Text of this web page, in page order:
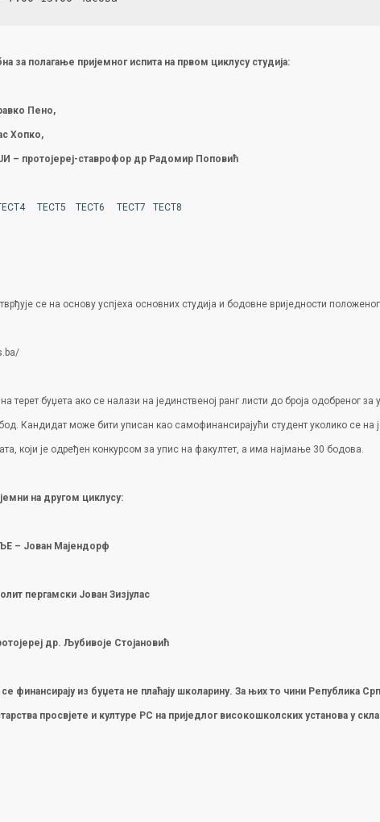
за полагање пријемног испита на првом циклусу студија:
Пено,
Хопко,
протојереј-ставрофор др Радомир Поповић
ТЕСТ5 ТЕСТ6 ТЕСТ7 ТЕСТ8
се на основу успјеха основних студија и бодовне вриједности
терет буџета ако се налази на јединственој ранг листи до броја одобреног
Кандидат може бити уписан као самофинансирајући студент уколико се на
који је одређен конкурсом за упис на факултет, а има најмање 30 бодова.
на другом циклусу:
– Јован Мајендорф
пергамски Јован Зизјулас
др. Љубивоје Стојановић
финансирају из буџета не плаћају школарину. За њих то чини Република
просвјете и културе РС на приједлог високошколских установа у